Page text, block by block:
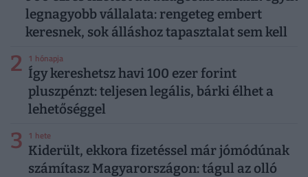
legnagyobb vállalata: rengeteg embert
keresnek, sok álláshoz tapasztalat sem kell
2 1 hónapja
Így kereshetsz havi 100 ezer forint
pluszpénzt: teljesen legális, bárki élhet a
lehetőséggel
3 1 hete
Kiderült, ekkora fizetéssel már jómódúnak
számítasz Magyarországon: tágul az olló